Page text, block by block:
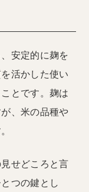
安定的に麹を
活かした使い
とです。麹は
、米の品種や
せどころと言
つの鍵とし